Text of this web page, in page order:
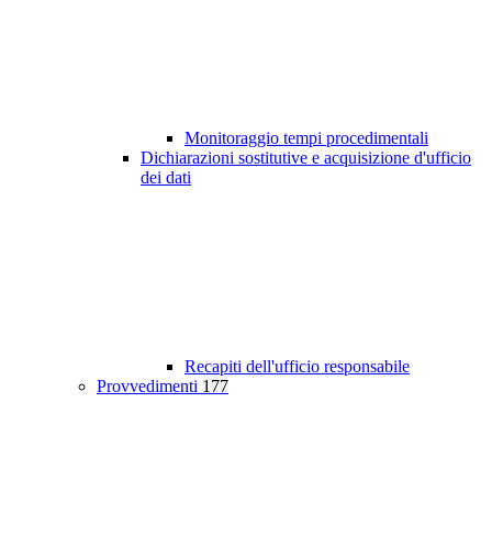
Monitoraggio tempi procedimentali
Dichiarazioni sostitutive e acquisizione d'ufficio
dei dati
Recapiti dell'ufficio responsabile
Provvedimenti 177